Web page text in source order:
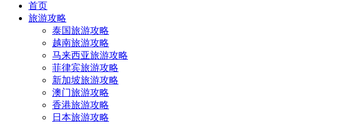
首页
旅游攻略
泰国旅游攻略
越南旅游攻略
马来西亚旅游攻略
菲律宾旅游攻略
新加坡旅游攻略
澳门旅游攻略
香港旅游攻略
日本旅游攻略